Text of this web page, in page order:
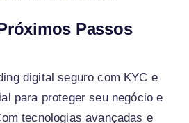
Passos
digital seguro com KYC e
para proteger seu negócio e
tecnologias avançadas e